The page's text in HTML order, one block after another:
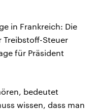
in Frankreich: Die
Treibstoff-Steuer
für Präsident
bedeutet
wissen, dass man